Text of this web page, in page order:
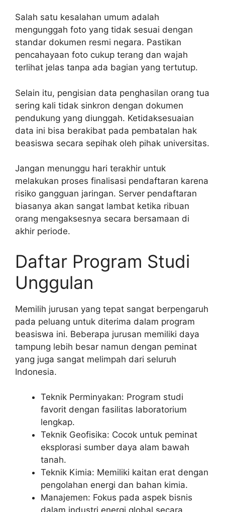
Salah satu kesalahan umum adalah
mengunggah foto yang tidak sesuai dengan
standar dokumen resmi negara. Pastikan
pencahayaan foto cukup terang dan wajah
terlihat jelas tanpa ada bagian yang tertutup.
Selain itu, pengisian data penghasilan orang tua
sering kali tidak sinkron dengan dokumen
pendukung yang diunggah. Ketidaksesuaian
data ini bisa berakibat pada pembatalan hak
beasiswa secara sepihak oleh pihak universitas.
Jangan menunggu hari terakhir untuk
melakukan proses finalisasi pendaftaran karena
risiko gangguan jaringan. Server pendaftaran
biasanya akan sangat lambat ketika ribuan
orang mengaksesnya secara bersamaan di
akhir periode.
Daftar Program Studi
Unggulan
Memilih jurusan yang tepat sangat berpengaruh
pada peluang untuk diterima dalam program
beasiswa ini. Beberapa jurusan memiliki daya
tampung lebih besar namun dengan peminat
yang juga sangat melimpah dari seluruh
Indonesia.
Teknik Perminyakan: Program studi
favorit dengan fasilitas laboratorium
lengkap.
Teknik Geofisika: Cocok untuk peminat
eksplorasi sumber daya alam bawah
tanah.
Teknik Kimia: Memiliki kaitan erat dengan
pengolahan energi dan bahan kimia.
Manajemen: Fokus pada aspek bisnis